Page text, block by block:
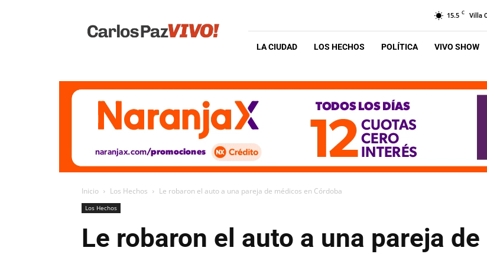
Vivo
15.5 C Villa
LA CIUDAD LOS HECHOS POLÍTICA VIVO SHOW
Inicio Los Hechos Le robaron el auto a una pareja de médicos en Córdoba
Los Hechos
Le robaron el auto a una pareja